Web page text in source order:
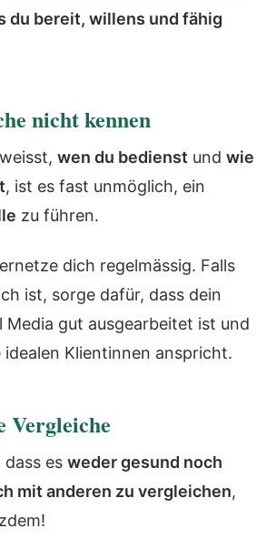
du bereit, willens und fähig
nicht kennen
wen du bedienst und wie
, ist es fast unmöglich, ein
zu führen.
dich regelmässig. Falls
ist, sorge dafür, dass dein
Media gut ausgearbeitet ist und
idealen Klientinnen anspricht.
Vergleiche
dass es weder gesund noch
mit anderen zu vergleichen,